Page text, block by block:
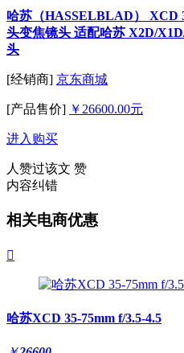
哈苏（HASSELBLAD） XCD
头变焦镜头 适配哈苏 X2D/
头
[经销商] 京东商城
[产品售价] ￥26600.00元
进入购买
人赞过该文 赞
内容纠错
相关电商优惠

哈苏XCD 35-75mm f/3.5-4.5